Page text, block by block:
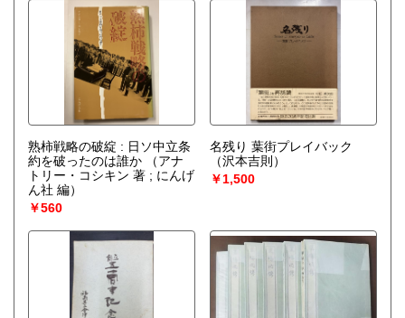
熟柿戦略の破綻 : 日ソ中立条
約を破ったのは誰か
（アナ
トリー・コシキン 著 ; にんげ
ん社 編）
￥560
名残り 葉街プレイバック
（沢本吉則）
￥1,500